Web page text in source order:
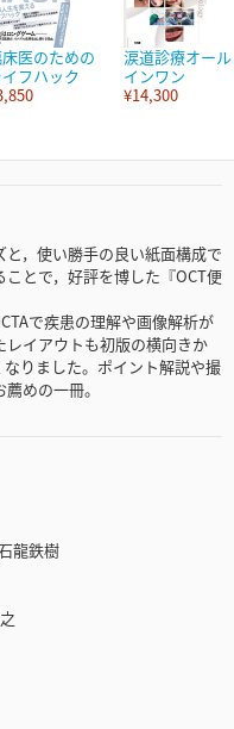
医のための
フハック
涙道診療オール
インワン
¥14,300
，使い勝手の良い紙面構成で
とで，好評を博した『OCT便
で疾患の理解や画像解析が
イアウトも初版の横向きか
りました。ポイント解説や撮
めの一冊。
龍鉄樹